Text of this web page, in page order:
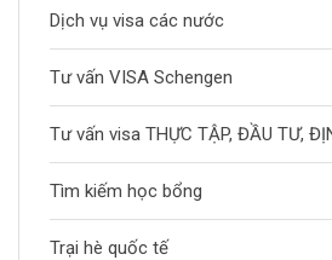
Dịch vụ visa các nước
Tư vấn VISA Schengen
Tư vấn visa THỰC TẬP, ĐẦU TƯ,
Tìm kiếm học bổng
Trại hè quốc tế